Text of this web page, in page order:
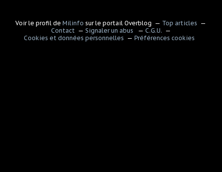
Voir le profil deMilinfo sur le portail Overblog
Top articles
Contact
Signaler un abus
C.G.U.
Cookies et données personnelles
Préférences cookies